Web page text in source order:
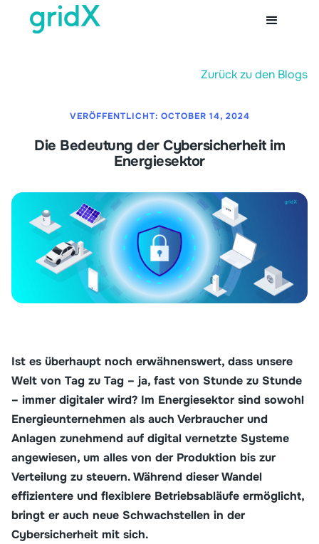
Zurück zu den Blogs
VERÖFFENTLICHT: OCTOBER 14, 2024
Die Bedeutung der Cybersicherheit im
Energiesektor
Ist es überhaupt noch erwähnenswert, dass unsere
Welt von Tag zu Tag – ja, fast von Stunde zu Stunde
– immer digitaler wird? Im Energiesektor sind sowohl
Energieunternehmen als auch Verbraucher und
Anlagen zunehmend auf digital vernetzte Systeme
angewiesen, um alles von der Produktion bis zur
Verteilung zu steuern. Während dieser Wandel
effizientere und flexiblere Betriebsabläufe ermöglicht,
bringt er auch neue Schwachstellen in der
Cybersicherheit mit sich.